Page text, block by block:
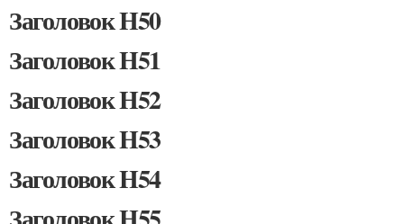
Заголовок H50
Заголовок H51
Заголовок H52
Заголовок H53
Заголовок H54